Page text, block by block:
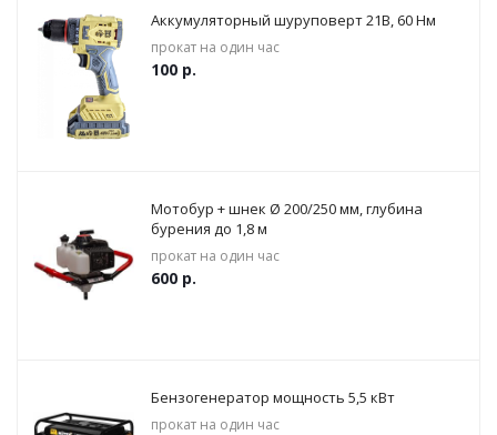
Аккумуляторный шуруповерт 21В, 60 Нм
прокат на один час
100 р.
Мотобур + шнек Ø 200/250 мм, глубина
бурения до 1,8 м
прокат на один час
600 р.
Бензогенератор мощность 5,5 кВт
прокат на один час